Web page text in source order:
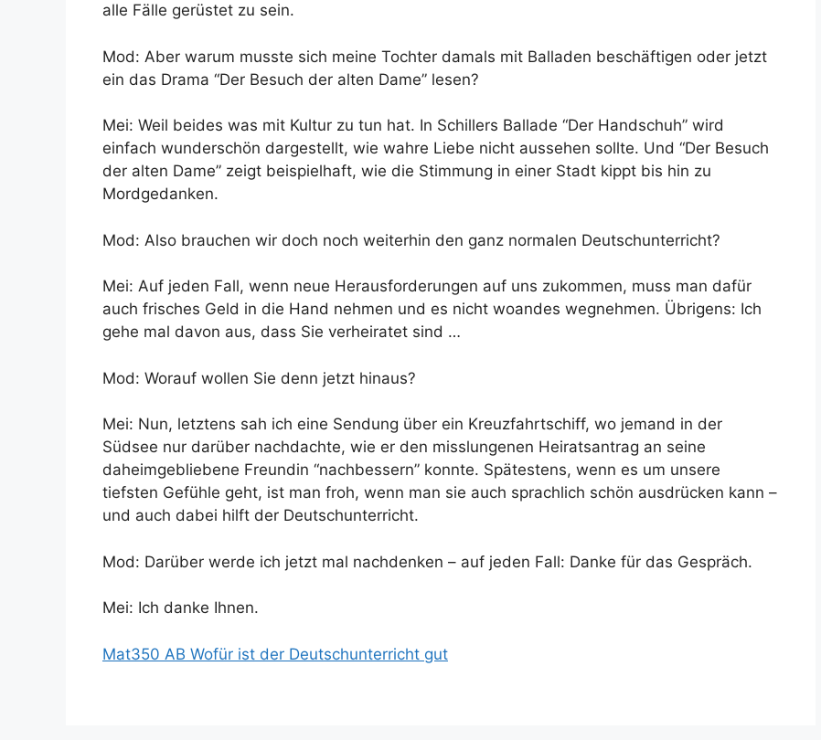
alle Fälle gerüstet zu sein.
Mod: Aber warum musste sich meine Tochter damals mit Balladen beschäftigen oder jetzt
ein das Drama “Der Besuch der alten Dame” lesen?
Mei: Weil beides was mit Kultur zu tun hat. In Schillers Ballade “Der Handschuh” wird
einfach wunderschön dargestellt, wie wahre Liebe nicht aussehen sollte. Und “Der Besuch
der alten Dame” zeigt beispielhaft, wie die Stimmung in einer Stadt kippt bis hin zu
Mordgedanken.
Mod: Also brauchen wir doch noch weiterhin den ganz normalen Deutschunterricht?
Mei: Auf jeden Fall, wenn neue Herausforderungen auf uns zukommen, muss man dafür
auch frisches Geld in die Hand nehmen und es nicht woandes wegnehmen. Übrigens: Ich
gehe mal davon aus, dass Sie verheiratet sind …
Mod: Worauf wollen Sie denn jetzt hinaus?
Mei: Nun, letztens sah ich eine Sendung über ein Kreuzfahrtschiff, wo jemand in der
Südsee nur darüber nachdachte, wie er den misslungenen Heiratsantrag an seine
daheimgebliebene Freundin “nachbessern” konnte. Spätestens, wenn es um unsere
tiefsten Gefühle geht, ist man froh, wenn man sie auch sprachlich schön ausdrücken kann –
und auch dabei hilft der Deutschunterricht.
Mod: Darüber werde ich jetzt mal nachdenken – auf jeden Fall: Danke für das Gespräch.
Mei: Ich danke Ihnen.
Mat350 AB Wofür ist der Deutschunterricht gut